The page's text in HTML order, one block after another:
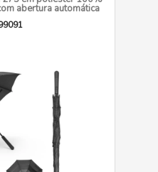
abertura automática